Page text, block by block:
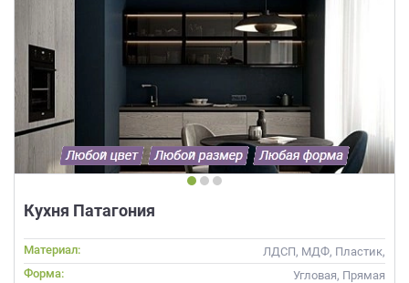
Кухня Патагония
Материал:
ЛДСП, МДФ, Пластик,
Матовые, Стекло
Форма:
Угловая, Прямая